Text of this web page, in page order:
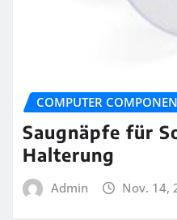
COMPUTER
Saugnäpfe für
Halterung
Admin Nov. 14,